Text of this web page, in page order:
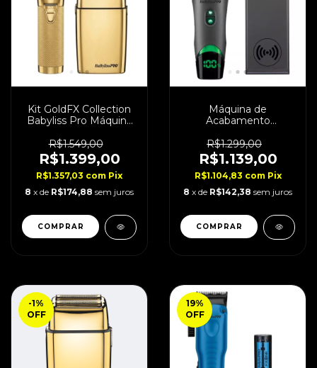
Kit GoldFX Collection
Babyliss Pro Máquina
Shaver
R$1.549,00
R$1.399,00
R$1.357,03 com Pix
8 x de R$174,88 sem juros
Máquina de
Acabamento
Tomb45 + Chargepad
R$1.299,00
R$1.139,00
R$1.104,83 com Pix
8 x de R$142,38 sem juros
COMPRAR
-1%
OFF
19%
OFF